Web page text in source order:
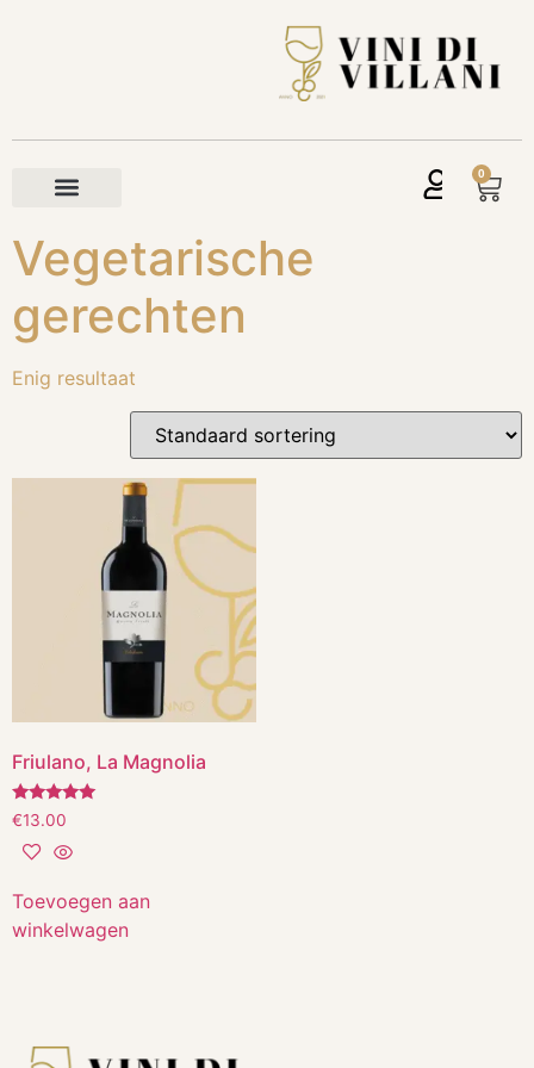
0
Vegetarische
gerechten
Enig resultaat
Friulano, La Magnolia
Gewaardeerd
5.00
uit 5
€13.00
Toevoegen aan
winkelwagen